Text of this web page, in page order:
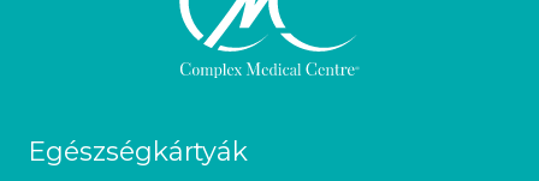
Egészségkártyák